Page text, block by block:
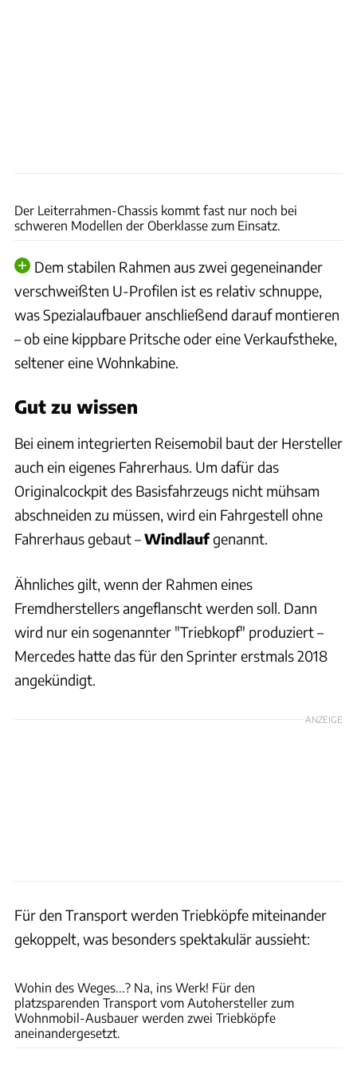
Der Leiterrahmen-Chassis kommt fast nur noch bei
schweren Modellen der Oberklasse zum Einsatz.
Dem stabilen Rahmen aus zwei gegeneinander
verschweißten U-Profilen ist es relativ schnuppe,
was Spezialaufbauer anschließend darauf montieren
– ob eine kippbare Pritsche oder eine Verkaufstheke,
seltener eine Wohnkabine.
Gut zu wissen
Bei einem integrierten Reisemobil baut der Hersteller
auch ein eigenes Fahrerhaus. Um dafür das
Originalcockpit des Basisfahrzeugs nicht mühsam
abschneiden zu müssen, wird ein Fahrgestell ohne
Fahrerhaus gebaut –Windlaufgenannt.
Ähnliches gilt, wenn der Rahmen eines
Fremdherstellers angeflanscht werden soll. Dann
wird nur ein sogenannter "Triebkopf" produziert –
Mercedes hatte das für den Sprinter erstmals 2018
angekündigt.
ANZEIGE
Für den Transport werden Triebköpfe miteinander
gekoppelt, was besonders spektakulär aussieht:
Wohin des Weges...? Na, ins Werk! Für den
platzsparenden Transport vom Autohersteller zum
Wohnmobil-Ausbauer werden zwei Triebköpfe
aneinandergesetzt.